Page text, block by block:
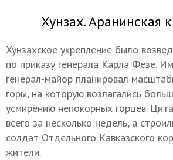
Хунзах. Аранинская
Хунзахское укрепление было
по приказу генерала Карла Фезе.
генерал-майор планировал
горы, на которую возлагались
усмирению непокорных горцев.
всего за несколько недель, а
солдат Отдельного Кавказского
жители.